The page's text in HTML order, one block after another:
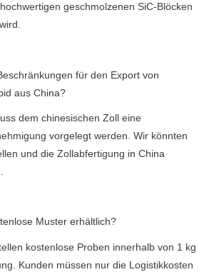
geschmolzenen SiC-Blöcken
für den Export von
aus China?
dem chinesischen Zoll eine
vorgelegt werden. Wir könnten
und die Zollabfertigung in China
Muster erhältlich?
kostenlose Proben innerhalb von 1 kg
Kunden müssen nur die Logistikkosten